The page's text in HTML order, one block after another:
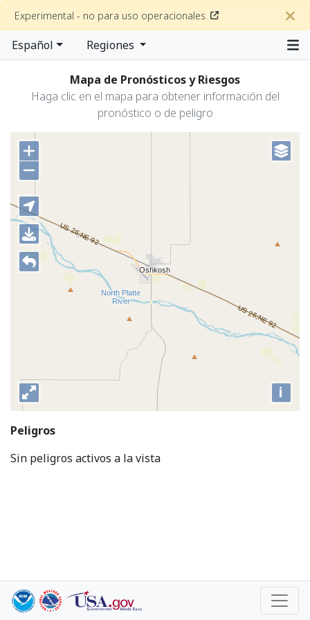
Experimental - no para uso operacionales.
Español Regiones
Mapa de Pronósticos y Riesgos
Haga clic en el mapa para obtener información del
pronóstico o de peligro
i
Peligros
Sin peligros activos a la vista